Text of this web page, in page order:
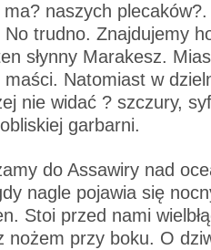
naszych plecaków?.
trudno. Znajdujemy
słynny Marakesz.
Natomiast w
nie widać ? szczury,
garbarni.
do Assawiry nad
nagle pojawia się
Stoi przed nami
nożem przy boku. O